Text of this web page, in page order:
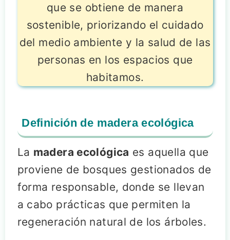
que se obtiene de manera
sostenible, priorizando el cuidado
del medio ambiente y la salud de las
personas en los espacios que
habitamos.
Definición de madera ecológica
La madera ecológica es aquella que
proviene de bosques gestionados de
forma responsable, donde se llevan
a cabo prácticas que permiten la
regeneración natural de los árboles.